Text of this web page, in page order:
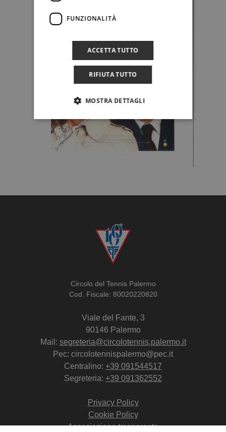
Circolo del Tennis Palermo
Cod. Fiscale: 80020220820
Viale del Fante, 3
90146 Palermo
Mail: segreteria@circolotennis.palermo.it
Pec: circolotennispalermo@pec.it
Centralino: +39 091544517
Segreteria: +39 091362552
Privacy Policy
Cookie Policy
Associazione trasparente
FUNZIONALITÀ
ACCETTA TUTTO
RIFIUTA TUTTO
MOSTRA DETTAGLI